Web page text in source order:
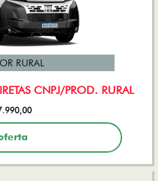
CNPJ/PROD. RURAL
RURAL